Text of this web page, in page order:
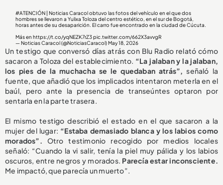
#ATENCIÓN | Noticias Caracol obtuvo las fotos del vehículo en el que dos
hombres se llevaron a Yulixa Toloza del centro estético, en el sur de Bogotá,
horas antes de su desaparición. El carro fue encontrado en la ciudad de Cúcuta.
Más enhttps://t.co/yqNEZK7rZ3 pic.twitter.com/662X3avvgR
— Noticias Caracol (@NoticiasCaracol)May 18, 2026
Un testigo que conversó días atrás con Blu Radio relató cómo
sacaron a Toloza del establecimiento. “La jalaban y la jalaban,
los pies de la muchacha se le quedaban atrás”,señaló la
fuente, que añadió que los implicados intentaron meterla en el
baúl, pero ante la presencia de transeúntes optaron por
sentarla en la parte trasera.
El mismo testigo describió el estado en el que sacaron a la
mujer del lugar: “Estaba demasiado blanca y los labios como
morados”. Otro testimonio recogido por medios locales
señaló: “Cuando la vi salir, tenía la piel muy pálida y los labios
oscuros, entre negros y morados. Parecía estar inconsciente.
Me impactó, que parecía un muerto”.